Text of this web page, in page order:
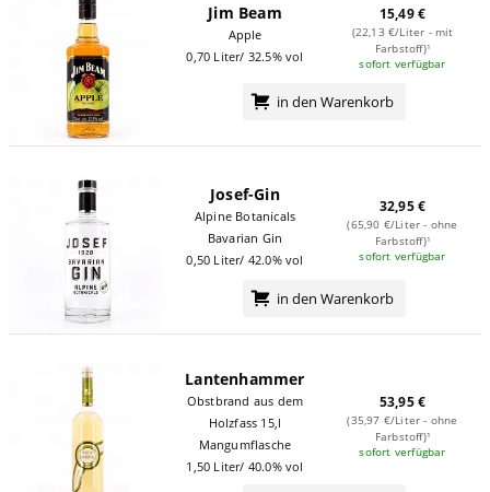
Jim Beam
Apple
0,70 Liter/ 32.5% vol
15,49 €
(22,13 €/Liter - mit
Farbstoff)¹
sofort verfügbar
in den Warenkorb
Josef-Gin
Alpine Botanicals
Bavarian Gin
0,50 Liter/ 42.0% vol
32,95 €
(65,90 €/Liter - ohne
Farbstoff)¹
sofort verfügbar
in den Warenkorb
Lantenhammer
Obstbrand aus dem
Holzfass 15,l
Mangumflasche
1,50 Liter/ 40.0% vol
53,95 €
(35,97 €/Liter - ohne
Farbstoff)¹
sofort verfügbar